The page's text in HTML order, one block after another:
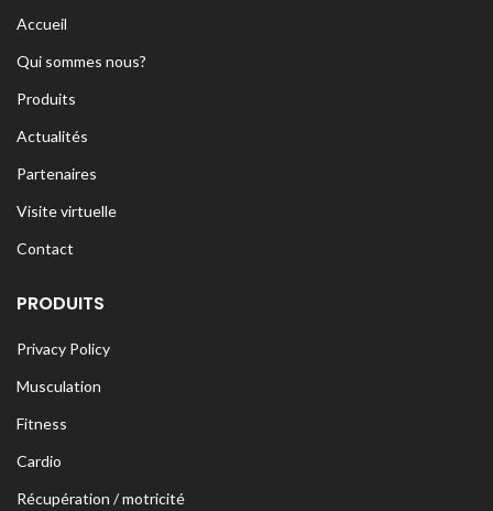
Accueil
Qui sommes nous?
Produits
Actualités
Partenaires
Visite virtuelle
Contact
PRODUITS
Privacy Policy
Musculation
Fitness
Cardio
Récupération / motricité